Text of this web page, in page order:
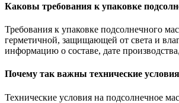
Каковы требования к упаковке
Требования к упаковке подсолнечного
герметичной, защищающей от света и
информацию о составе, дате
Почему так важны технические
Технические условия на подсолнечное